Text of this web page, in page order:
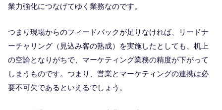
業力強化につなげてゆく業務なのです。
つまり現場からのフィードバックが足りなければ、リードナ
ーチャリング（見込み客の熟成）を実施したとしても、机上
の空論となりがちで、マーケティング業務の精度が下がって
しまうものです。つまり、営業とマーケティングの連携は必
要不可欠であるといえるでしょう。